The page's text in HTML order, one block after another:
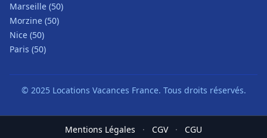
Marseille (50)
Morzine (50)
Nice (50)
Paris (50)
© 2025 Locations Vacances France. Tous droits réservés.
Mentions Légales · CGV · CGU